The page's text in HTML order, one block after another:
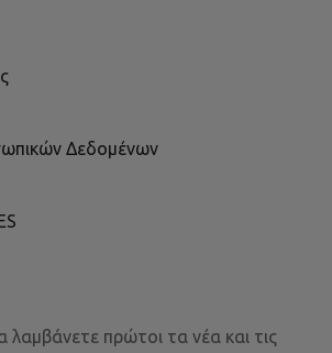
Δεδομένων
λαμβάνετε πρώτοι τα νέα και τις